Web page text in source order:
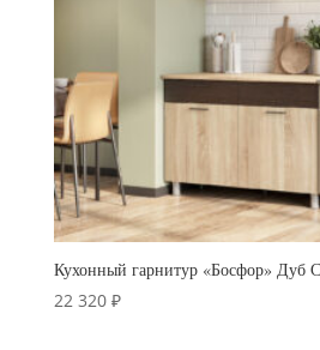
Кухонный гарнитур «Босфор» Дуб
22 320 ₽